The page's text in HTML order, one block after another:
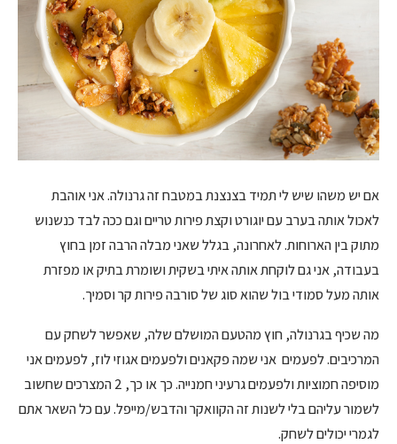
אם יש משהו שיש לי תמיד בצנצנת במטבח זה גרנולה. אני אוהבת
לאכול אותה בערב עם יוגורט וקצת פירות טריים וגם ככה לבד כנשנוש
מתוק בין הארוחות. לאחרונה, בגלל שאני מבלה הרבה זמן בחוץ
בעבודה, אני גם לוקחת אותה איתי בשקית ושומרת בתיק או מפזרת
אותה מעל סמודי בול שהוא סוג של סורבה פירות קר וסמיך.
מה שכיף בגרנולה, חוץ מהטעם המושלם שלה, שאפשר לשחק עם
המרכיבים. לפעמים אני שמה פקאנים ולפעמים אגוזי לוז, לפעמים אני
מוסיפה חמוציות ולפעמים גרעיני חמנייה. כך או כך, 2 המצרכים שחשוב
לשמור עליהם בלי לשנות זה הקוואקר והדבש/מייפל. עם כל השאר אתם
לגמרי יכולים לשחק.